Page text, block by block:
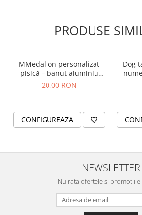
PRODUSE
MMedalion personalizat
pisică – banut aluminiu
gravat cu nume
20,00 RON
CONFIGUREAZA
Dog
NEWSLETTER
Nu rata ofertele si